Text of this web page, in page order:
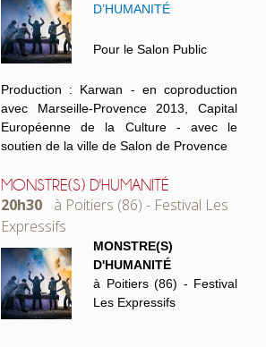
D’HUMANITÉ
Pour le Salon Public
Production : Karwan - en coproduction
avec Marseille-Provence 2013, Capital
Européenne de la Culture - avec le
soutien de la ville de Salon de Provence
MONSTRE(S) D'HUMANITÉ
20h30
à Poitiers (86) - Festival Les
Expressifs
MONSTRE(S)
D'HUMANITÉ
à Poitiers (86) - Festival
Les Expressifs